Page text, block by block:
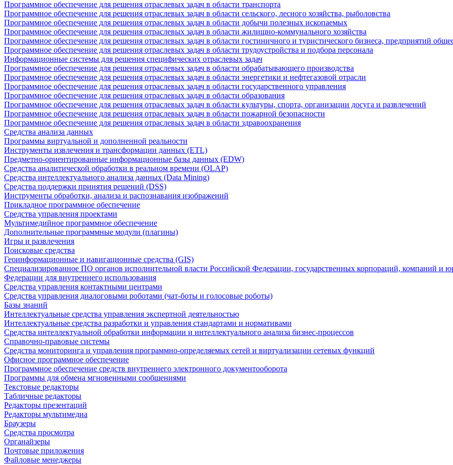
Программное обеспечение для решения отраслевых задач в области транспорта
Программное обеспечение для решения отраслевых задач в области сельского, лесного хозяйства, рыболовства
Программное обеспечение для решения отраслевых задач в области добычи полезных ископаемых
Программное обеспечение для решения отраслевых задач в области жилищно-коммунального хозяйства
Программное обеспечение для решения отраслевых задач в области гостиничного и туристического бизнеса, предприятий
Программное обеспечение для решения отраслевых задач в области трудоустройства и подбора персонала
Информационные системы для решения специфических отраслевых задач
Программное обеспечение для решения отраслевых задач в области обрабатывающего производства
Программное обеспечение для решения отраслевых задач в области энергетики и нефтегазовой отрасли
Программное обеспечение для решения отраслевых задач в области государственного управления
Программное обеспечение для решения отраслевых задач в области образования
Программное обеспечение для решения отраслевых задач в области культуры, спорта, организации досуга и развлечений
Программное обеспечение для решения отраслевых задач в области пожарной безопасности
Программное обеспечение для решения отраслевых задач в области здравоохранения
Средства анализа данных
Программы виртуальной и дополненной реальности
Инструменты извлечения и трансформации данных (ETL)
Предметно-ориентированные информационные базы данных (EDW)
Средства аналитической обработки в реальном времени (OLAP)
Средства интеллектуального анализа данных (Data Mining)
Средства поддержки принятия решений (DSS)
Инструменты обработки, анализа и распознавания изображений
Прикладное программное обеспечение
Средства управления проектами
Мультимедийное программное обеспечение
Дополнительные программные модули (плагины)
Игры и развлечения
Поисковые средства
Геоинформационные и навигационные средства (GIS)
Специализированное ПО органов исполнительной власти Российской Федерации, государственных корпораций, компаний и
Федерации для внутреннего использования
Средства управления контактными центрами
Средства управления диалоговыми роботами (чат-боты и голосовые роботы)
Базы знаний
Интеллектуальные средства управления экспертной деятельностью
Интеллектуальные средства разработки и управления стандартами и нормативами
Средства интеллектуальной обработки информации и интеллектуального анализа бизнес-процессов
Справочно-правовые системы
Средства мониторинга и управления программно-определяемых сетей и виртуализации сетевых функций
Офисное программное обеспечение
Программное обеспечение средств внутреннего электронного документооборота
Программы для обмена мгновенными сообщениями
Текстовые редакторы
Табличные редакторы
Редакторы презентаций
Редакторы мультимедиа
Браузеры
Средства просмотра
Органайзеры
Почтовые приложения
Файловые менеджеры